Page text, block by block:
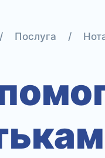
/ /